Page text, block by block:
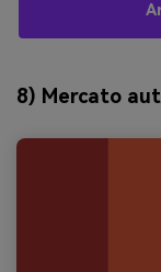
8) Mercato